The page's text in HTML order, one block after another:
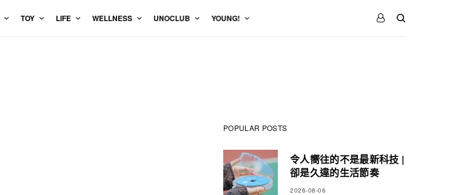
TOY LIFE WELLNESS UNOCLUB YOUNG!
POPULAR POSTS
令人嚮往的不是最新科技 |
卻是久違的生活節奏
2026-08-06